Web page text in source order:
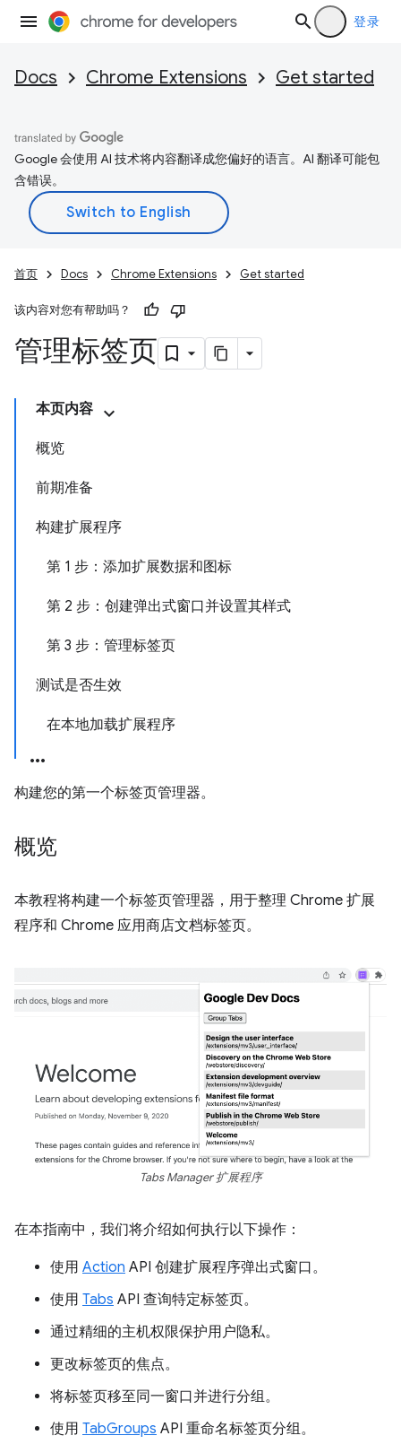
登录
Docs Chrome Extensions Get started
Google 会使用 AI 技术将内容翻译成您偏好的语言。AI 翻译可能包
含错误。
首页 Docs Chrome Extensions Get started
该内容对您有帮助吗？
管理标签页
本页内容
概览
前期准备
构建扩展程序
第 1 步：添加扩展数据和图标
第 2 步：创建弹出式窗口并设置其样式
第 3 步：管理标签页
测试是否生效
在本地加载扩展程序
构建您的第一个标签页管理器。
概览
本教程将构建一个标签页管理器，用于整理 Chrome 扩展
程序和 Chrome 应用商店文档标签页。
Tabs Manager 扩展程序
在本指南中，我们将介绍如何执行以下操作：
使用 Action API 创建扩展程序弹出式窗口。
使用 Tabs API 查询特定标签页。
通过精细的主机权限保护用户隐私。
更改标签页的焦点。
将标签页移至同一窗口并进行分组。
使用 TabGroups API 重命名标签页分组。